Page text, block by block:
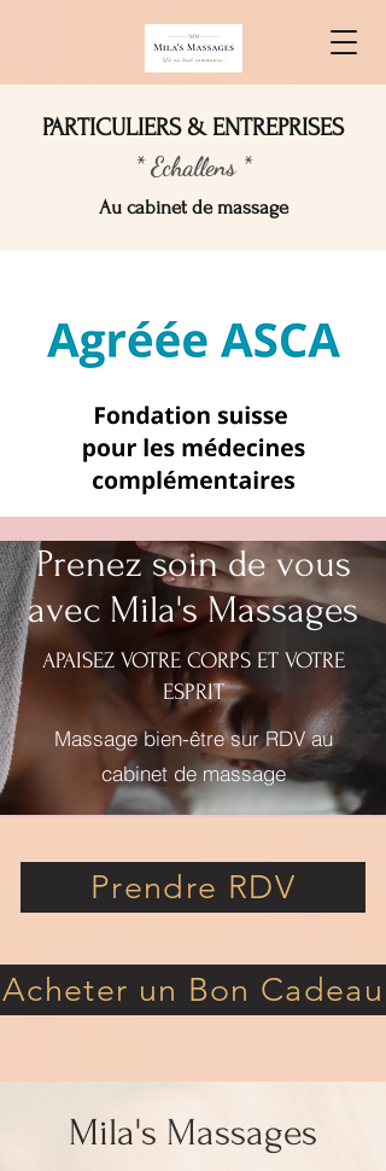
PARTICULIERS & ENTREPRISES
* Echallens *
Au cabinet de massage
Prenez soin de vous
avec Mila's Massages
APAISEZ VOTRE CORPS ET VOTRE
ESPRIT
Massage bien-être sur RDV au
cabinet de massage
Prendre RDV
Acheter un Bon Cadeau
Mila's Massages